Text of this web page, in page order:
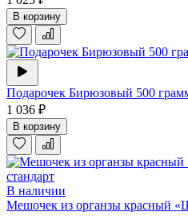
В корзину
Подарочек Бирюзовый 500
1 036 ₽
В корзину
В наличии
Мешочек из органзы красный